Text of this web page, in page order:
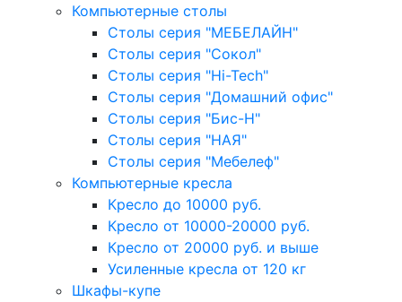
Компьютерные столы
Столы серия "МЕБЕЛАЙН"
Столы серия "Сокол"
Столы серия "Hi-Tech"
Столы серия "Домашний офис"
Столы серия "Бис-Н"
Столы серия "НАЯ"
Столы серия "Мебелеф"
Компьютерные кресла
Кресло до 10000 руб.
Кресло от 10000-20000 руб.
Кресло от 20000 руб. и выше
Усиленные кресла от 120 кг
Шкафы-купе